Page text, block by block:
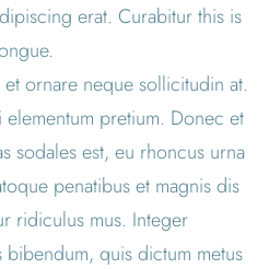
erat. Curabiturthis is
ornare neque sollicitudin at.
pretium. Donec et
sodales est, eu rhoncus urna
penatibus et magnis dis
ridiculus mus. Integer
quis dictum metus